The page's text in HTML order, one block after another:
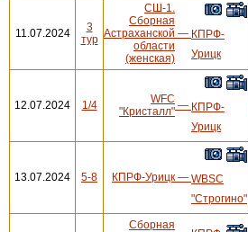
11.07.2024
3
тур
СШ-1.
Сборная
Астраханской
области
(женская)
— КПРФ-
Урицк
12.07.2024 1/4
WFC
"Кристалл" — КПРФ-
Урицк
13.07.2024 5-8 КПРФ-Урицк — WBSC
"Строгино"
Сборная